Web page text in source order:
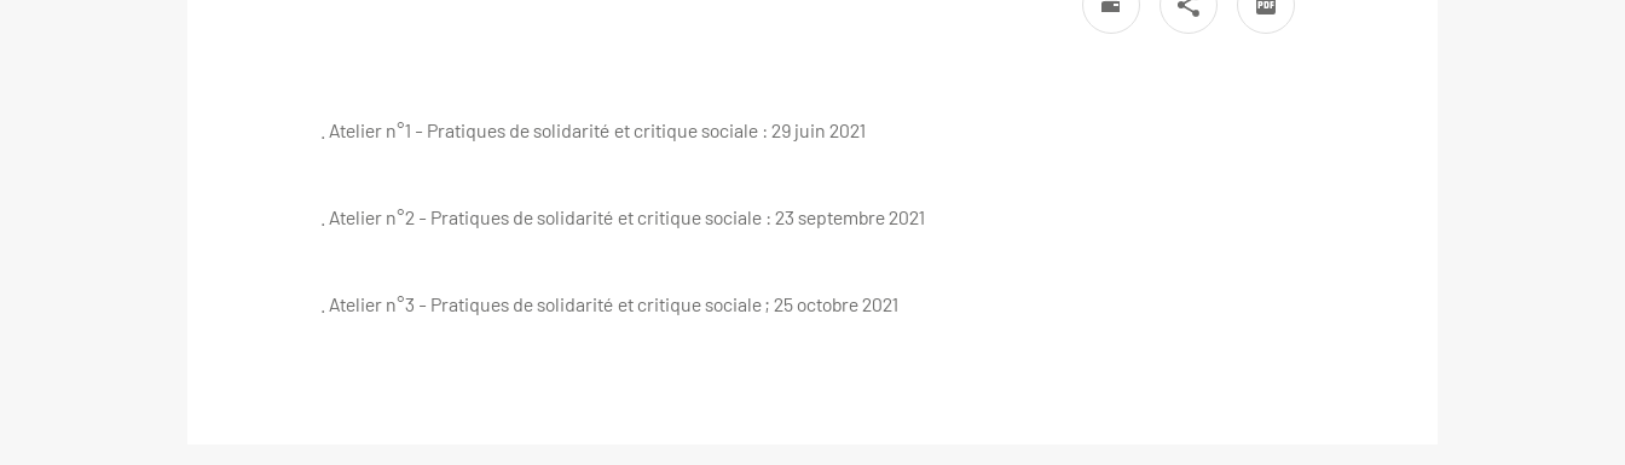
. Atelier n°1 - Pratiques de solidarité et critique sociale : 29 juin 2021
. Atelier n°2 - Pratiques de solidarité et critique sociale : 23 septembre 2021
. Atelier n°3 - Pratiques de solidarité et critique sociale ; 25 octobre 2021